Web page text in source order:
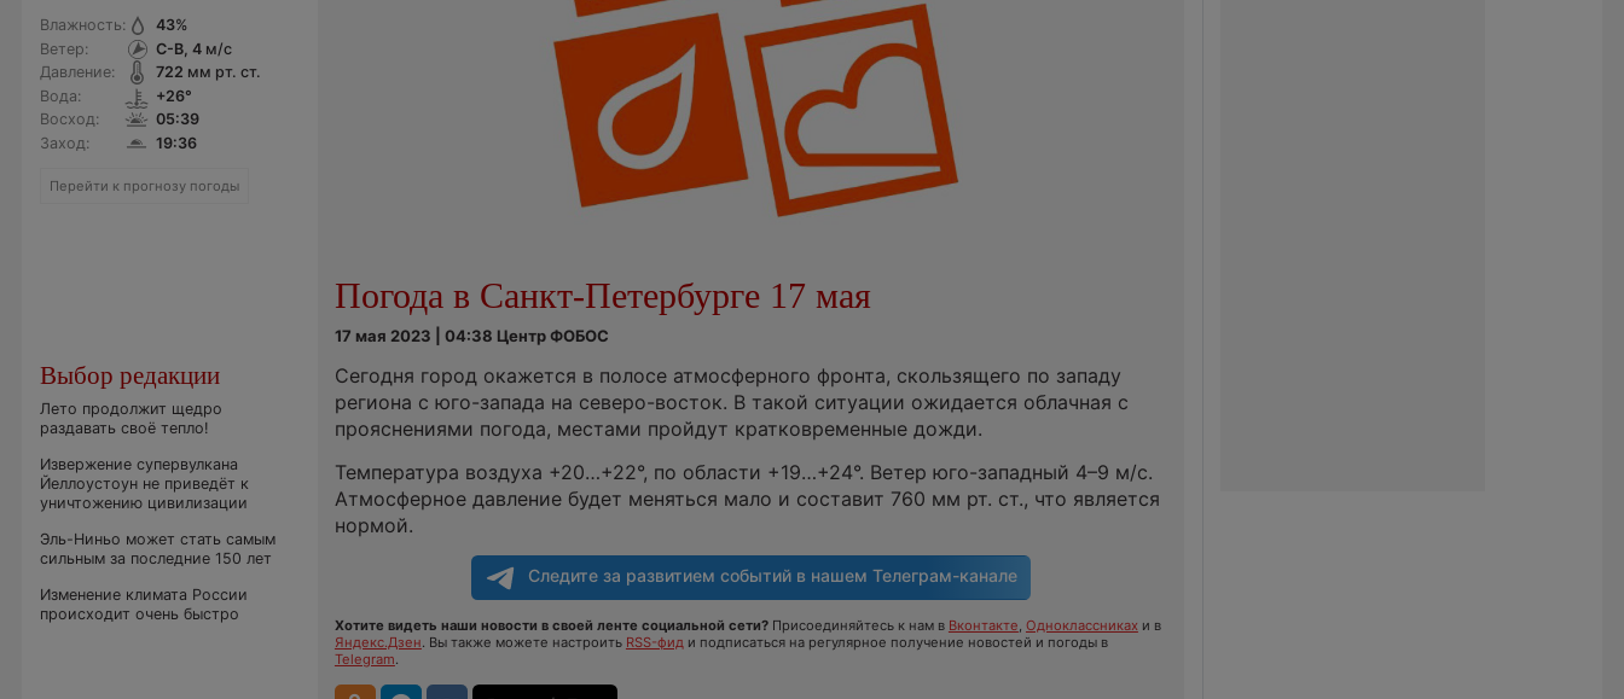
Влажность:
Ветер:
Давление:
Вода:
Восход:
Заход:
43%
С-В, 4м/с
722 мм рт. ст.
+26°
05:39
19:36
Перейти к прогнозу погоды
Выбор редакции
Лето продолжит щедро
раздавать своё тепло!
Извержение супервулкана
Йеллоустоун не приведёт к
уничтожению цивилизации
Эль-Ниньо может стать самым
сильным за последние 150 лет
Изменение климата России
происходит очень быстро
Погода в Санкт-Петербурге 17 мая
17 мая 2023 | 04:38 Центр ФОБОС
Сегодня город окажется в полосе атмосферного фронта, скользящего по западу
региона с юго-запада на северо-восток. В такой ситуации ожидается облачная с
прояснениями погода, местами пройдут кратковременные дожди.
Температура воздуха +20…+22°, по области +19…+24°. Ветер юго-западный 4–9 м/с.
Атмосферное давление будет меняться мало и составит 760 мм рт. ст., что является
нормой.
Следите за развитием событий в нашем Телеграм-канале
Хотите видеть наши новости в своей ленте социальной сети?Присоединяйтесь к нам в Вконтакте, Одноклассникахи в
Яндекс.Дзен. Вы также можете настроить RSS-фиди подписаться на регулярное получение новостей и погоды в
Telegram.